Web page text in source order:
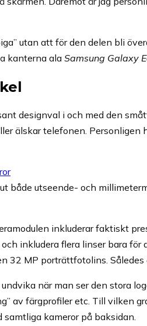
utan att för den delen bli
kanterna alaSamsung Galaxy
designval i och med den
älskar telefonen.
både utseende- och
inkluderar faktiskt
inkludera flera linser bara för
32 MP porträttfotolins.
när man ser den stora
av färgprofiler etc. Till vilken
kameror på baksidan.